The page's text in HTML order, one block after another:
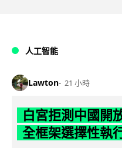
人工智能
Lawton 21 小時
白宮拒測中國開
全框架選擇性執